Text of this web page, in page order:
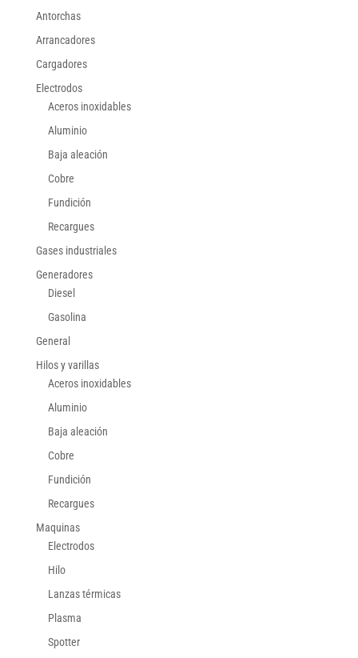
Antorchas
Arrancadores
Cargadores
Electrodos
Aceros inoxidables
Aluminio
Baja aleación
Cobre
Fundición
Recargues
Gases industriales
Generadores
Diesel
Gasolina
General
Hilos y varillas
Aceros inoxidables
Aluminio
Baja aleación
Cobre
Fundición
Recargues
Maquinas
Electrodos
Hilo
Lanzas térmicas
Plasma
Spotter